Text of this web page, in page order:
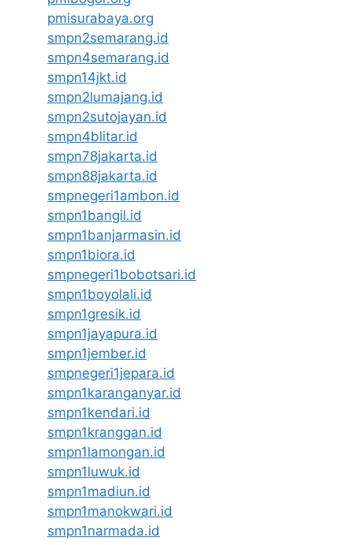
pmisurabaya.org
smpn2semarang.id
smpn4semarang.id
smpn14jkt.id
smpn2lumajang.id
smpn2sutojayan.id
smpn4blitar.id
smpn78jakarta.id
smpn88jakarta.id
smpnegeri1ambon.id
smpn1bangil.id
smpn1banjarmasin.id
smpn1biora.id
smpnegeri1bobotsari.id
smpn1boyolali.id
smpn1gresik.id
smpn1jayapura.id
smpn1jember.id
smpnegeri1jepara.id
smpn1karanganyar.id
smpn1kendari.id
smpn1kranggan.id
smpn1lamongan.id
smpn1luwuk.id
smpn1madiun.id
smpn1manokwari.id
smpn1narmada.id